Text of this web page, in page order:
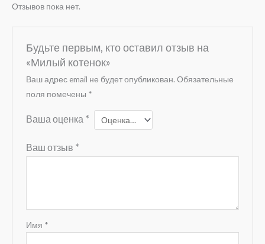
Отзывов пока нет.
Будьте первым, кто оставил отзыв на
«Милый котенок»
Ваш адрес email не будет опубликован. Обязательные
поля помечены *
Ваша оценка *
Ваш отзыв *
Имя *